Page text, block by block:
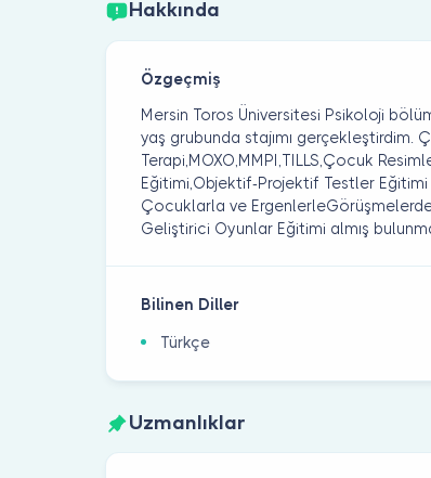
Hakkında
Özgeçmiş
Mersin Toros Üniversitesi Psikoloji
yaş grubunda stajımı gerçekleştirdim.
Terapi,MOXO,MMPI,TILLS,Çocuk
Eğitimi,Objektif-Projektif Testler
Çocuklarla ve ErgenlerleGörüşmelerde
Geliştirici Oyunlar Eğitimi almış
Bilinen Diller
Türkçe
Uzmanlıklar